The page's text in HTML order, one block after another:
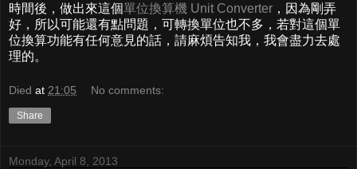
時間後，做出來這個單位換算機 Unit Converter ，因為剛弄
好，所以可能還有點問題，可轉換單位也不多，若對這個單
位換算功能有任何意見的話，請麻煩告知我，我會盡力去處
理的。
Died at 21:05 No comments:
Share
Monday, April 8, 2013